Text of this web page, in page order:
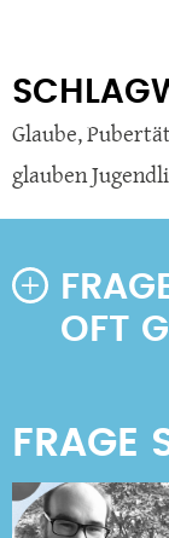
Glaube,Pubertät
glauben
OFT